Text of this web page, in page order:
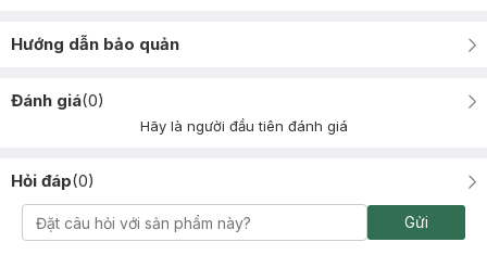
Hướng dẫn bảo quản
Đánh giá(0)
Hãy là người đầu tiên đánh giá
Hỏi đáp(0)
Gửi